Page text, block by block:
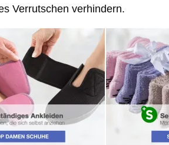
Verrutschen verhindern.